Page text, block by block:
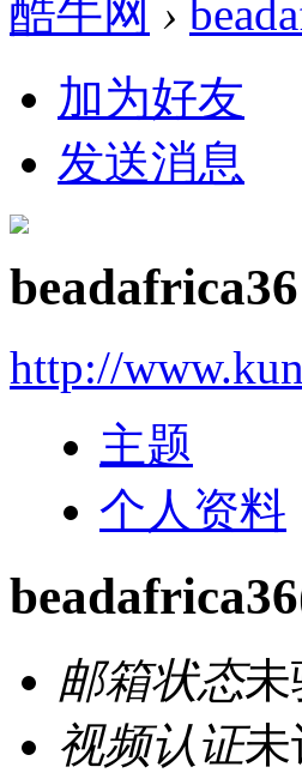
酷牛网 ›
加为好友
发送消息
beadafrica36
http://
主题
个人资料
beadafrica36
邮箱状态未
视频认证未